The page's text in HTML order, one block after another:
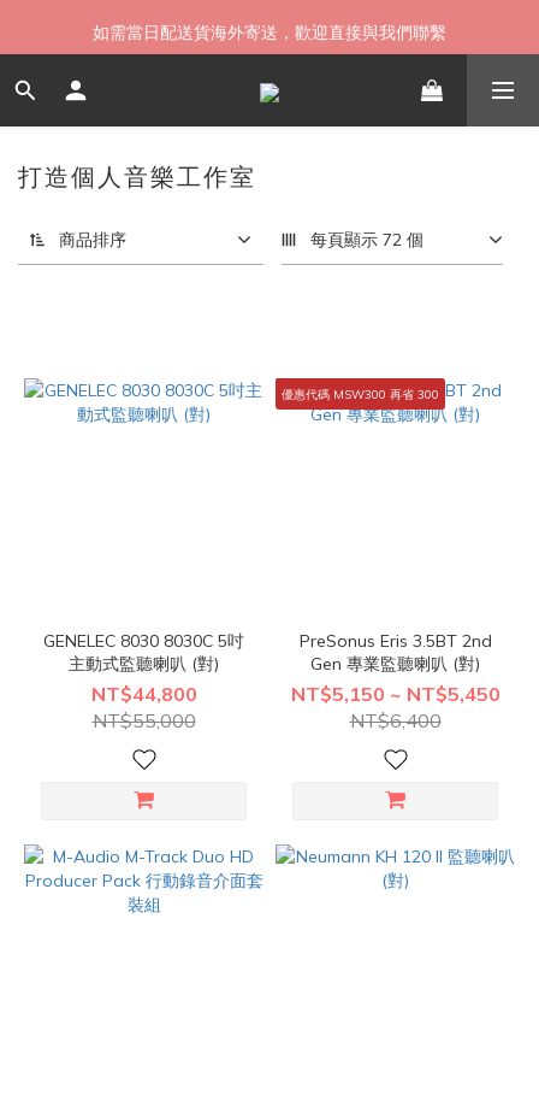
如需當日配送貨海外寄送，歡迎直接與我們聯繫
如需當日配送貨海外寄送，歡迎直接與我們聯繫
無卡分期 零利率 好輕鬆【立即填表】
如需當日配送貨海外寄送，歡迎直接與我們聯繫
打造個人音樂工作室
商品排序 每頁顯示 72 個
GENELEC 8030 8030C 5吋
主動式監聽喇叭 (對)
NT$44,800
NT$55,000
優惠代碼 MSW300 再省 300
PreSonus Eris 3.5BT 2nd
Gen 專業監聽喇叭 (對)
NT$5,150 ~ NT$5,450
NT$6,400